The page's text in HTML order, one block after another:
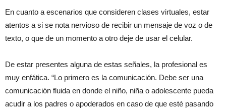
En cuanto a escenarios que consideren clases virtuales, estar
atentos a si se nota nervioso de recibir un mensaje de voz o de
texto, o que de un momento a otro deje de usar el celular.
De estar presentes alguna de estas señales, la profesional es
muy enfática. “Lo primero es la comunicación. Debe ser una
comunicación fluida en donde el niño, niña o adolescente pueda
acudir a los padres o apoderados en caso de que esté pasando